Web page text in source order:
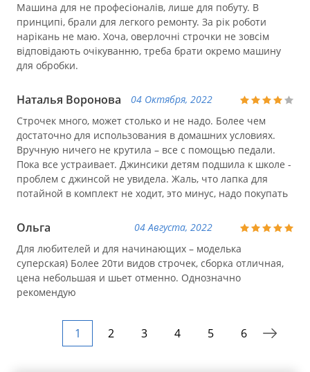
Машина для не професіоналів, лише для побуту. В
принципі, брали для легкого ремонту. За рік роботи
нарікань не маю. Хоча, оверлочні строчки не зовсім
відповідають очікуванню, треба брати окремо машину
для обробки.
Наталья Воронова
04 Октября, 2022
Строчек много, может столько и не надо. Более чем
достаточно для использования в домашних условиях.
Вручную ничего не крутила – все с помощью педали.
Пока все устраивает. Джинсики детям подшила к школе -
проблем с джинсой не увидела. Жаль, что лапка для
потайной в комплект не ходит, это минус, надо покупать
Ольга
04 Августа, 2022
Для любителей и для начинающих – моделька
суперская) Более 20ти видов строчек, сборка отличная,
цена небольшая и шьет отменно. Однозначно
рекомендую
1 2 3 4 5 6